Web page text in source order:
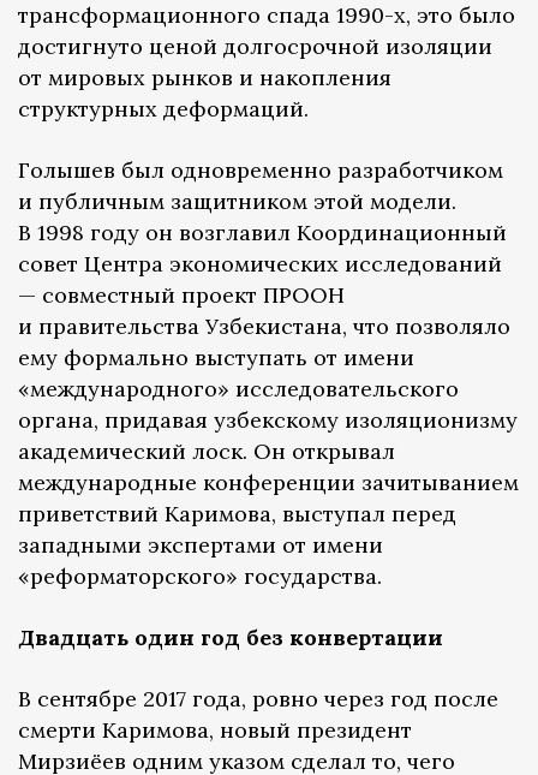
трансформационного спада 1990-х, это было
достигнуто ценой долгосрочной изоляции
от мировых рынков и накопления
структурных деформаций.
Голышев был одновременно разработчиком
и публичным защитником этой модели.
В 1998 году он возглавил Координационный
совет Центра экономических исследований
— совместный проект ПРООН
и правительства Узбекистана, что позволяло
ему формально выступать от имени
«международного» исследовательского
органа, придавая узбекскому изоляционизму
академический лоск. Он открывал
международные конференции зачитыванием
приветствий Каримова, выступал перед
западными экспертами от имени
«реформаторского» государства.
Двадцать один год без конвертации
В сентябре 2017 года, ровно через год после
смерти Каримова, новый президент
Мирзиёев одним указом сделал то, чего